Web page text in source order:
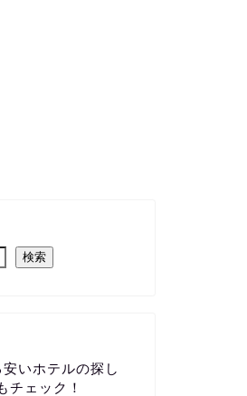
検索
いホテルの探し
チェック！